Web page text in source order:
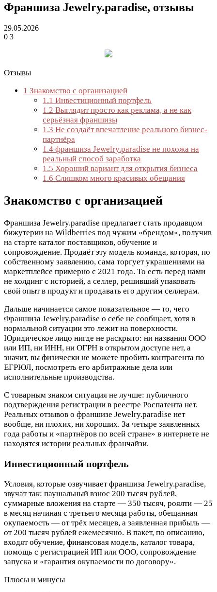
Франшиза Jewelry.paradise, отзывы
29.05.2026
0 3
Отзывы
1 Знакомство с организацией
1.1 Инвестиционный портфель
1.2 Выглядит просто как реклама, а не как
серьёзная франшизы
1.3 Не создаёт впечатление реального бизнес-
партнёра
1.4 франшиза Jewelry.paradise не похожа на
реальный способ заработка
1.5 Хороший вариант для открытия бизнеса
1.6 Слишком много красивых обещания
Знакомство с организацией
Франшиза Jewelry.paradise предлагает стать продавцом
бижутерии на Wildberries под чужим «брендом», получив
на старте каталог поставщиков, обучение и
сопровождение. Продаёт эту модель команда, которая, по
собственному заявлению, сама торгует украшениями на
маркетплейсе примерно с 2021 года. То есть перед нами
не холдинг с историей, а селлер, решивший упаковать
свой опыт в продукт и продавать его другим селлерам.
Дальше начинается самое показательное — то, чего
Франшиза Jewelry.paradise о себе не сообщает, хотя в
нормальной ситуации это лежит на поверхности.
Юридическое лицо нигде не раскрыто: ни названия ООО
или ИП, ни ИНН, ни ОГРН в открытом доступе нет, а
значит, вы физически не можете пробить контрагента по
ЕГРЮЛ, посмотреть его арбитражные дела или
исполнительные производства.
С товарным знаком ситуация не лучше: публичного
подтверждения регистрации в реестре Роспатента нет.
Реальных отзывов о франшизе Jewelry.paradise нет
вообще, ни плохих, ни хороших. За четыре заявленных
года работы и «партнёров по всей стране» в интернете не
находятся истории реальных франчайзи.
Инвестиционный портфель
Условия, которые озвучивает франшиза Jewelry.paradise,
звучат так: паушальный взнос 200 тысяч рублей,
суммарные вложения на старте — 350 тысяч, роялти — 25
в месяц начиная с третьего месяца работы, обещанная
окупаемость — от трёх месяцев, а заявленная прибыль —
от 200 тысяч рублей ежемесячно. В пакет, по описанию,
входят обучение, финансовая модель, каталог товара,
помощь с регистрацией ИП или ООО, сопровождение
запуска и «гарантия окупаемости по договору».
Плюсы и минусы